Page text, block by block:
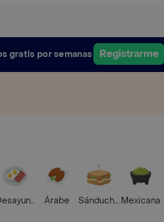
gratis por semanas Registrarme
Árabe SánduchesMexicana